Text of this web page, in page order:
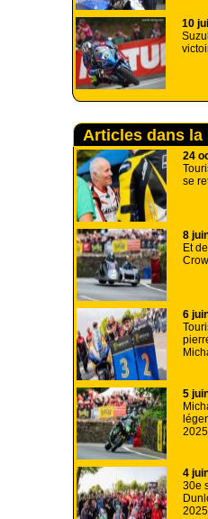
10
Articles dans la
24
se
8
Et
6
5
2025
4
30e
2025